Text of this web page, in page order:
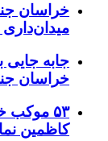
خراسان
۵۳
کاظمین